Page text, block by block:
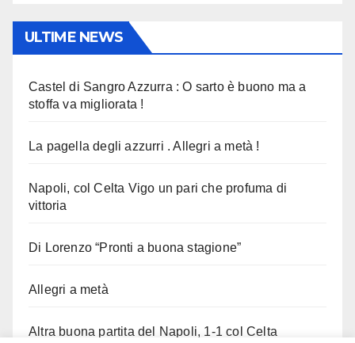
ULTIME NEWS
Castel di Sangro Azzurra : O sarto è buono ma a
stoffa va migliorata !
La pagella degli azzurri . Allegri a metà !
Napoli, col Celta Vigo un pari che profuma di
vittoria
Di Lorenzo “Pronti a buona stagione”
Allegri a metà
Altra buona partita del Napoli, 1-1 col Celta